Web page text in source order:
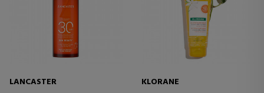
LANCASTER
KLORANE